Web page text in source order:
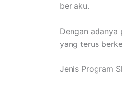
berlaku.
Dengan adanya
yang terus
Jenis Program